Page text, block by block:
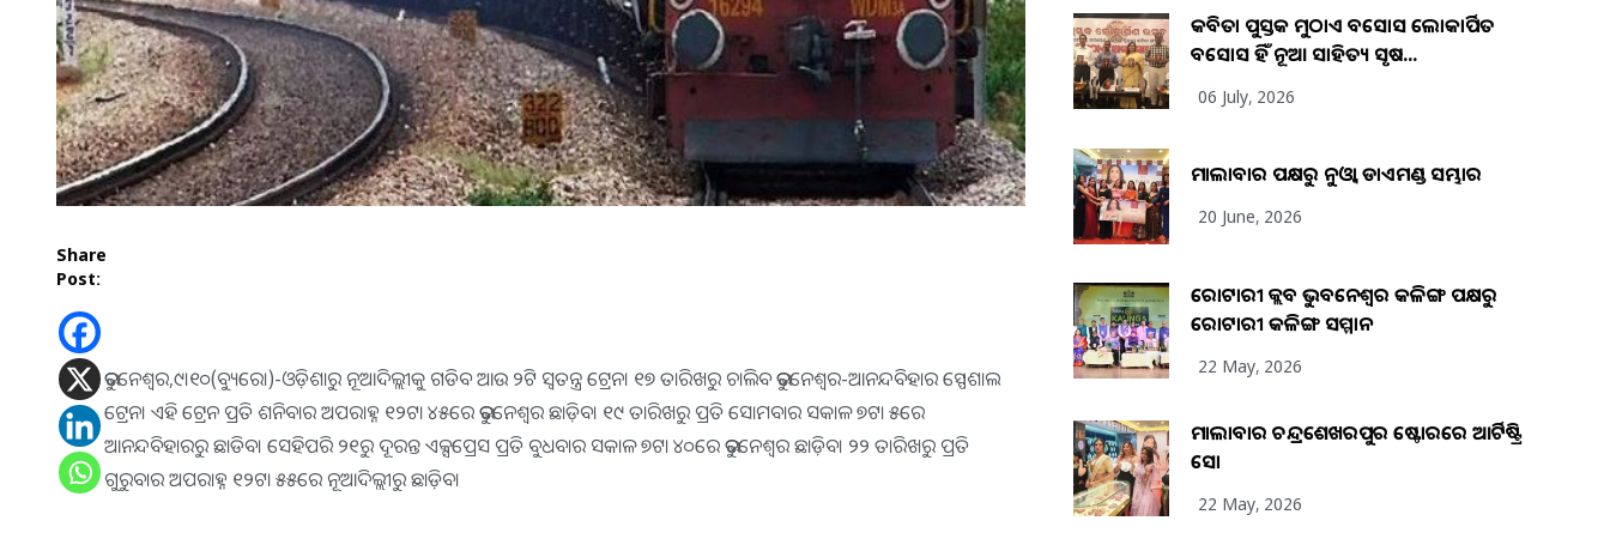
Share
Post:
ଭୁବନେଶ୍ୱର,୯।୧୦(ବ୍ୟୁରୋ)-ଓଡ଼ିଶାରୁ ନୂଆଦିଲ୍ଲୀକୁ ଗଡିବ ଆଉ ୨ଟି ସ୍ବତନ୍ତ୍ର ଟ୍ରେନ। ୧୭ ତାରିଖରୁ ଚାଲିବ ଭୁବନେଶ୍ୱର-ଆନନ୍ଦବିହାର ସ୍ପେଶାଲ
ଟ୍ରେନ। ଏହି ଟ୍ରେନ ପ୍ରତି ଶନିବାର ଅପରାହ୍ନ ୧୨ଟା ୪୫ରେ ଭୁବନେଶ୍ୱର ଛାଡ଼ିବ। ୧୯ ତାରିଖରୁ ପ୍ରତି ସୋମବାର ସକାଳ ୭ଟା ୫ରେ
ଆନନ୍ଦବିହାରରୁ ଛାଡିବ। ସେହିପରି ୨୧ରୁ ଦୂରନ୍ତ ଏକ୍ସପ୍ରେସ ପ୍ରତି ବୁଧବାର ସକାଳ ୭ଟା ୪୦ରେ ଭୁବନେଶ୍ୱର ଛାଡ଼ିବ। ୨୨ ତାରିଖରୁ ପ୍ରତି
ଗୁରୁବାର ଅପରାହ୍ନ ୧୨ଟା ୫୫ରେ ନୂଆଦିଲ୍ଲୀରୁ ଛାଡ଼ିବ।
କବିତା ପୁସ୍ତକ ମୁଠାଏ ଅବସୋସ ଲୋକାର୍ପିତ
ଅବସୋସ ହିଁ ନୂଆ ସାହିତ୍ୟ ସୃଷ...
06 July, 2026
ମାଲାବାର ପକ୍ଷରୁ ନୁଓ୍ବା ଡାଏମଣ୍ଡ ସମ୍ଭାର
20 June, 2026
ରୋଟାରୀ କ୍ଲବ ଭୁବନେଶ୍ୱର କଳିଙ୍ଗ ପକ୍ଷରୁ
ରୋଟାରୀ କଳିଙ୍ଗ ସମ୍ମାନ
22 May, 2026
ମାଲାବାର ଚନ୍ଦ୍ରଶେଖରପୁର ଷ୍ଟୋରରେ ଆର୍ଟିଷ୍ଟ୍ରି
ସୋ
22 May, 2026